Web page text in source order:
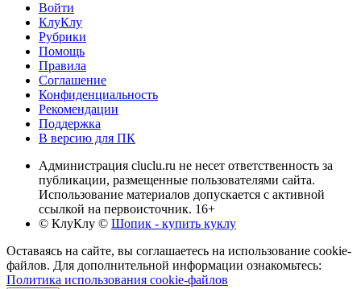
Войти
КлуКлу
Рубрики
Помощь
Правила
Соглашение
Конфиденциальность
Рекомендации
Поддержка
В версию для ПК
Администрация cluclu.ru не несет ответственность за
публикации, размещенные пользователями сайта.
Использование материалов допускается с активной
ссылкой на первоисточник. 16+
© КлуКлу © Шопик - купить куклу
Оставаясь на сайте, вы соглашаетесь на использование cookie-
файлов. Для дополнительной информации ознакомьтесь:
Политика использования cookie-файлов